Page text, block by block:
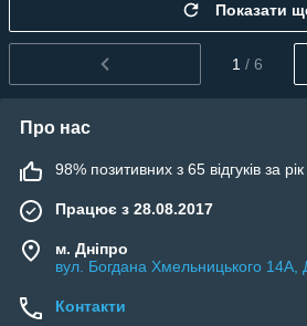
Показати
1 / 6
Про нас
98% позитивних з 65 відгуків за рік
Працює з 28.08.2017
м. Дніпро
вул. Богдана Хмельницького 14А,
Контакти